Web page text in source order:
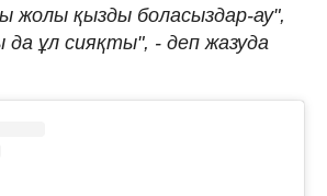
жолы қызды боласыздар-ау",
ұл сияқты", - деп жазуда